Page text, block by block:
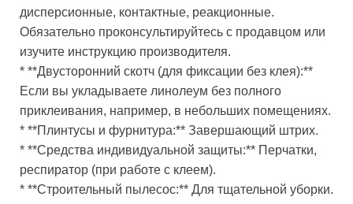
дисперсионные, контактные, реакционные.
Обязательно проконсультируйтесь с продавцом или
изучите инструкцию производителя.
* **Двусторонний скотч (для фиксации без клея):**
Если вы укладываете линолеум без полного
приклеивания, например, в небольших помещениях.
* **Плинтусы и фурнитура:** Завершающий штрих.
* **Средства индивидуальной защиты:** Перчатки,
респиратор (при работе с клеем).
* **Строительный пылесос:** Для тщательной уборки.